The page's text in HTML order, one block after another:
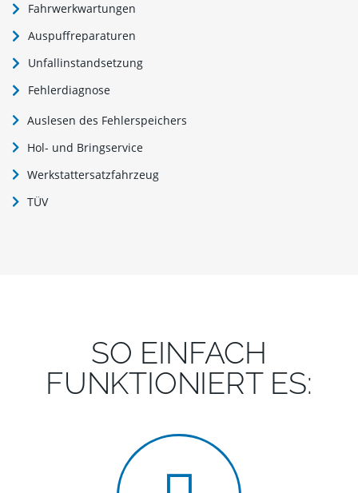
Fahrwerkwartungen
Auspuffreparaturen
Unfallinstandsetzung
Fehlerdiagnose
Auslesen des Fehlerspeichers
Hol- und Bringservice
Werkstattersatzfahrzeug
TÜV
SO EINFACH
FUNKTIONIERT ES: